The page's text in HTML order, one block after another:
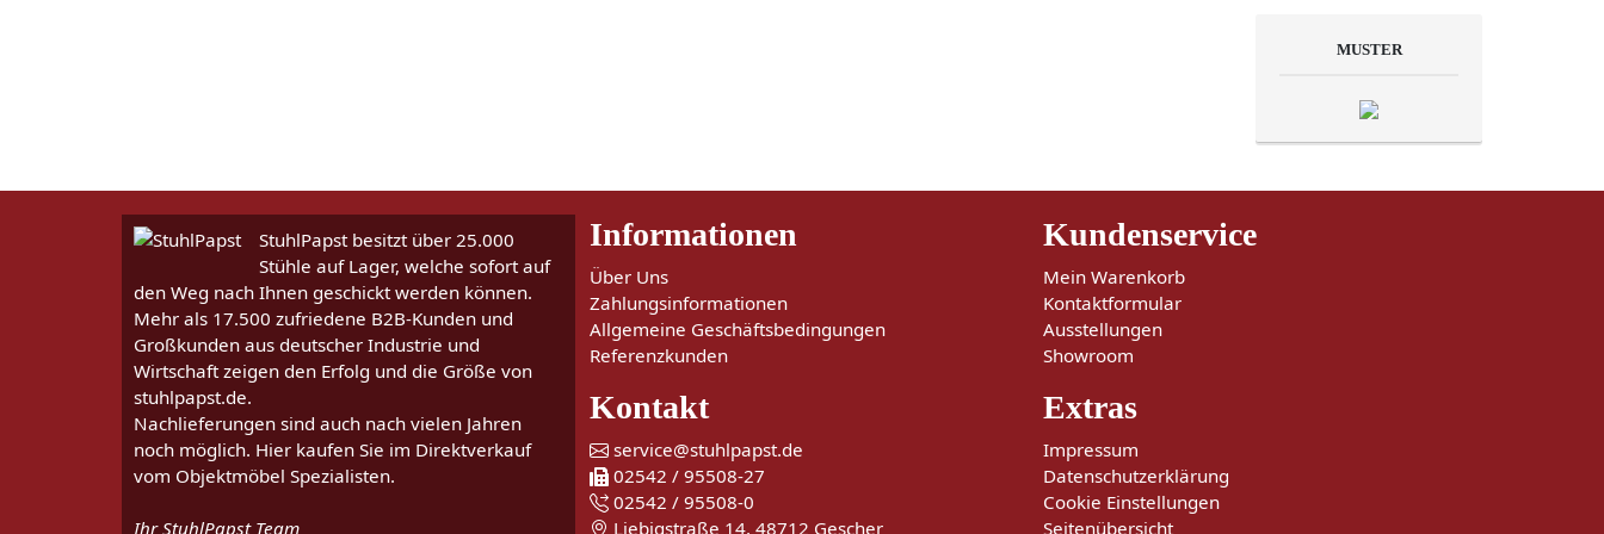
MUSTER
StuhlPapst besitzt über 25.000
Stühle auf Lager, welche sofort auf
den Weg nach Ihnen geschickt werden können.
Mehr als 17.500 zufriedene B2B-Kunden und
Großkunden aus deutscher Industrie und
Wirtschaft zeigen den Erfolg und die Größe von
stuhlpapst.de.
Nachlieferungen sind auch nach vielen Jahren
noch möglich. Hier kaufen Sie im Direktverkauf
vom Objektmöbel Spezialisten.
Ihr StuhlPapst Team
Informationen
Über Uns
Zahlungsinformationen
Allgemeine Geschäftsbedingungen
Referenzkunden
Kontakt
service@stuhlpapst.de
02542 / 95508-27
02542 / 95508-0
Liebigstraße 14, 48712 Gescher
Kundenservice
Mein Warenkorb
Kontaktformular
Ausstellungen
Showroom
Extras
Impressum
Datenschutzerklärung
Cookie Einstellungen
Seitenübersicht